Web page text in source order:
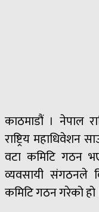
काठमाडौं । नेपाल
राष्ट्रिय महाधिवेशन
वटा कमिटि गठन
व्यवसायी संगठनले
कमिटि गठन गरेको हो